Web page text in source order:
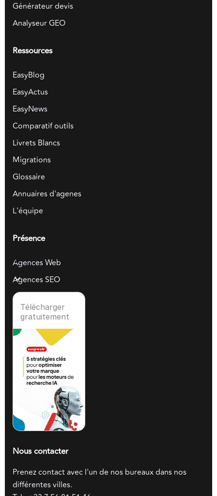
Générateur devis
Analyseur GEO
Ressources
EasyBlog
EasyActus
EasyNews
Comparatif outils
Livrets Blancs
Migrations
Glossaire
Annuaires d'agenes
L'équipe
Présence
Agences Web
Agences SEO
Télécharger
gratuitement
Nous contacter
Prenez contact avec l'un de nos bureaux dans nos
différentes villes.